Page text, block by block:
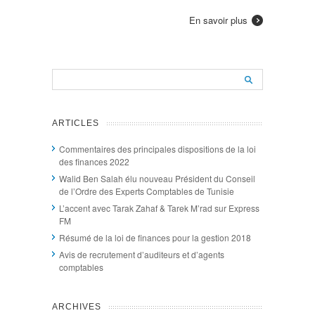
En savoir plus
ARTICLES
Commentaires des principales dispositions de la loi
des finances 2022
Walid Ben Salah élu nouveau Président du Conseil
de l’Ordre des Experts Comptables de Tunisie
L’accent avec Tarak Zahaf & Tarek M’rad sur Express
FM
Résumé de la loi de finances pour la gestion 2018
Avis de recrutement d’auditeurs et d’agents
comptables
ARCHIVES